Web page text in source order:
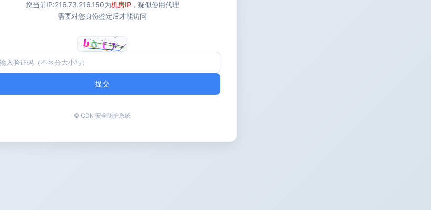
您当前IP:216.73.216.150为机房IP ，疑似使用代理
需要对您身份鉴定后才能访问
提交
© CDN 安全防护系统